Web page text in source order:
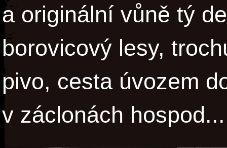
a originální vůně tý
borovicový lesy,
pivo, cesta úvozem
v záclonách